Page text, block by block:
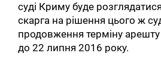
суді Криму буде
скарга на рішення цього ж
продовження терміну
до 22 липня 2016 року.